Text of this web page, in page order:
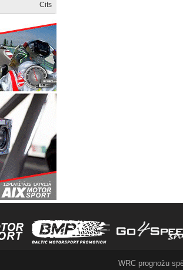
Cits
WRC prognožu